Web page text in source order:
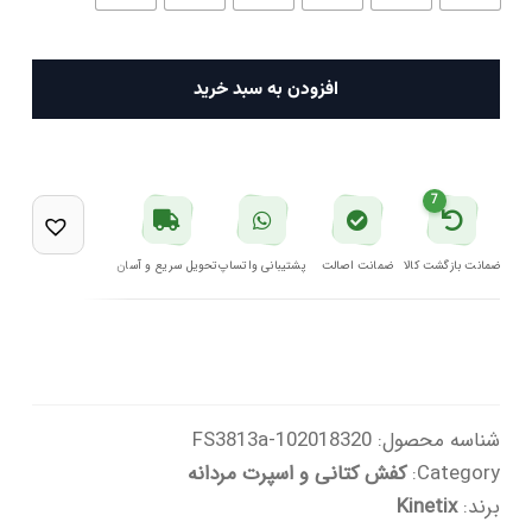
کتانی
بلند
مردانه
سفید
5PR
کینتیکس
افزودن به سبد خرید
7
ضمانت بازگشت کالا ضمانت اصالت پشتیبانی واتساپتحویل سریع و آسان
شناسه محصول:102018320-FS3813a
Category: کفش کتانی و اسپرت مردانه
برند:Kinetix